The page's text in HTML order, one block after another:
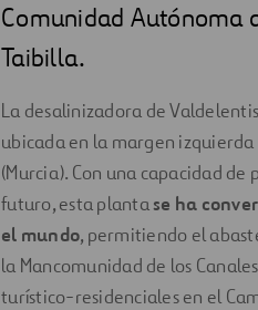
Comunidad Autónoma
Taibilla.
La desalinizadora de
ubicada en la margen
(Murcia). Con una capacidad
futuro, esta plantase ha
el mundo, permitiendo el
la Mancomunidad de los
turístico-residenciales en el